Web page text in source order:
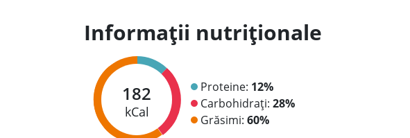
Informații nutriționale
182
kCal
Proteine: 12%
Carbohidrați: 28%
Grăsimi: 60%